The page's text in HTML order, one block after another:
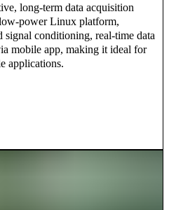
long-term data acquisition
power Linux platform,
conditioning, real-time data
mobile app, making it ideal for
applications.